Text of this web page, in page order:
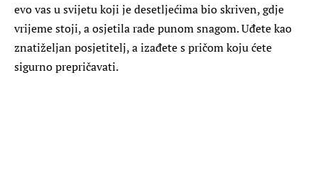
evo vas u svijetu koji je desetljećima bio skriven, gdje
vrijeme stoji, a osjetila rade punom snagom. Uđete kao
znatiželjan posjetitelj, a izađete s pričom koju ćete
sigurno prepričavati.